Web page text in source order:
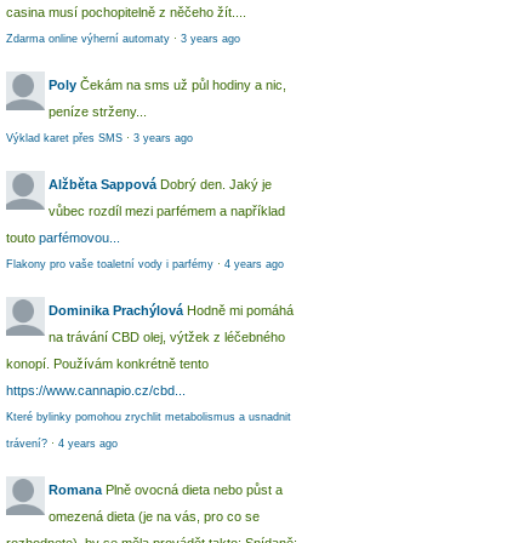
casina musí pochopitelně z něčeho žít....
Zdarma online výherní automaty · 3 years ago
Poly Čekám na sms už půl hodiny a nic,
peníze strženy...
Výklad karet přes SMS · 3 years ago
Alžběta Sappová Dobrý den. Jaký je
vůbec rozdíl mezi parfémem a například
touto parfémovou...
Flakony pro vaše toaletní vody i parfémy · 4 years ago
Dominika Prachýlová Hodně mi pomáhá
na trávání CBD olej, výtžek z léčebného
konopí. Používám konkrétně tento
https://www.cannapio.cz/cbd...
Které bylinky pomohou zrychlit metabolismus a usnadnit
trávení? · 4 years ago
Romana Plně ovocná dieta nebo půst a
omezená dieta (je na vás, pro co se